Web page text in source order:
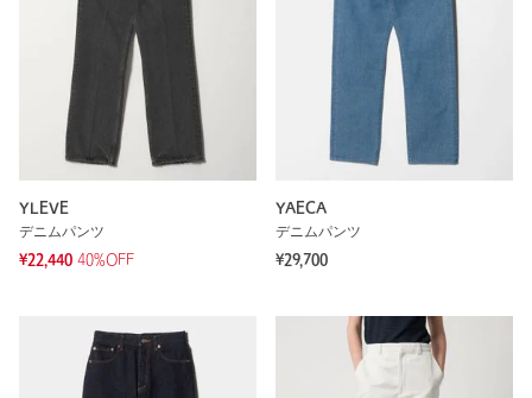
YLEVE
デニムパンツ
¥22,440 40%OFF
YAECA
デニムパンツ
¥29,700